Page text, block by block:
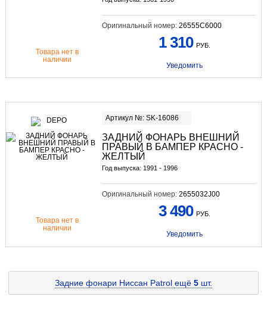
Оригинальный номер: 26555C6000
Товара нет в
наличии
1 310 РУБ.
Уведомить
Артикул №: SK-16086
ЗАДНИЙ ФОНАРЬ ВНЕШНИЙ
ПРАВЫЙ В БАМПЕР КРАСНО -
ЖЕЛТЫЙ
Год выпуска: 1991 - 1996
Оригинальный номер: 2655032J00
Товара нет в
наличии
3 490 РУБ.
Уведомить
Задние фонари Ниссан Patrol ещё 5 шт.